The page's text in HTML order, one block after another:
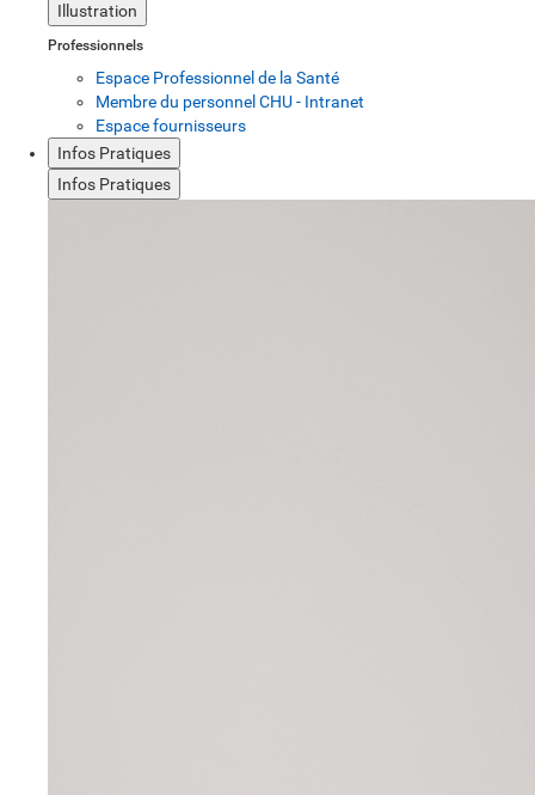
Illustration
Professionnels
Espace Professionnel de la Santé
Membre du personnel CHU - Intranet
Espace fournisseurs
Infos Pratiques
Infos Pratiques